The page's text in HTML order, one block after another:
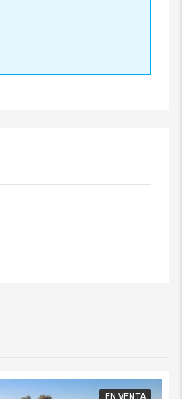
EN VENTA